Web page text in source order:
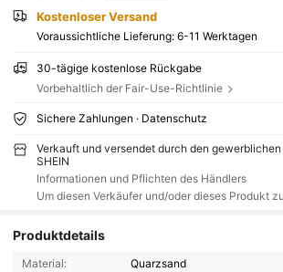
Kostenloser Versand
Voraussichtliche Lieferung: 6-11 Werktagen
30-tägige kostenlose Rückgabe
Vorbehaltlich der Fair-Use-Richtlinie
Sichere Zahlungen · Datenschutz
Verkauft und versendet durch den
SHEIN
Informationen und Pflichten des Händlers
Um diesen Verkäufer und/oder dieses Produkt
Produktdetails
Material: Quarzsand